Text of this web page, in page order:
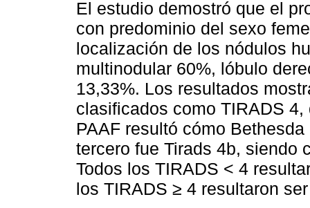
El estudio demostró que el
con predominio del sexo
localización de los nódulos
multinodular 60%, lóbulo
13,33%. Los resultados
clasificados como TIRADS
PAAF resultó cómo
tercero fue Tirads 4b, siendo
Todos los TIRADS < 4
los TIRADS ≥ 4 resultaron